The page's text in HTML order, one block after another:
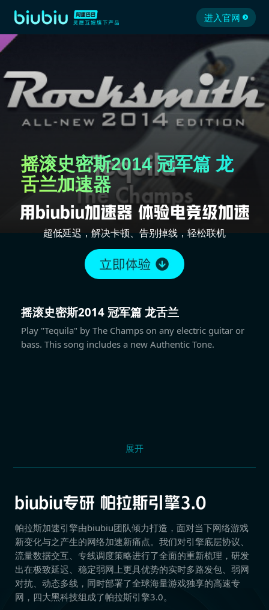
进入官网
摇滚史密斯2014 冠军篇 龙
舌兰加速器
超低延迟，解决卡顿、告别掉线，轻松联机
摇滚史密斯2014 冠军篇 龙舌兰
Play "Tequila" by The Champs on any electric guitar or
bass. This song includes a new Authentic Tone.
展开
帕拉斯加速引擎由biubiu团队倾力打造，面对当下网络游戏
新变化与之产生的网络加速新痛点。我们对引擎底层协议、
流量数据交互、专线调度策略进行了全面的重新梳理，研发
出在极致延迟、稳定弱网上更具优势的实时多路发包、弱网
对抗、动态多线，同时部署了全球海量游戏独享的高速专
网，四大黑科技组成了帕拉斯引擎3.0。